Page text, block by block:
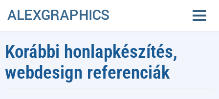
Korábbi honlapkészítés,
webdesign referenciák